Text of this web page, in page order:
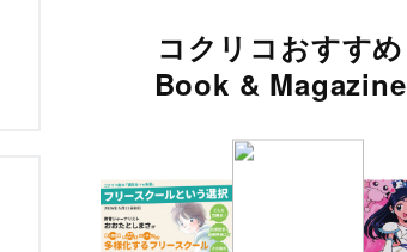
コクリコおすすめ
Book & Magazine